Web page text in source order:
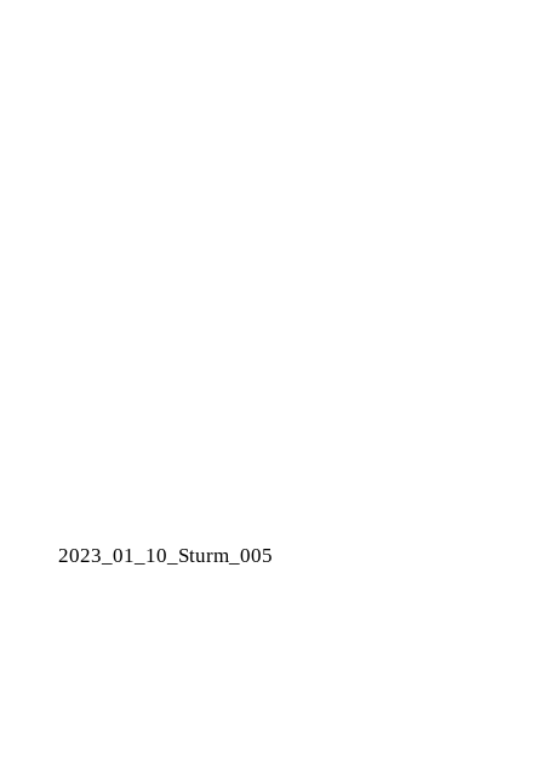
2023_01_10_Sturm_005